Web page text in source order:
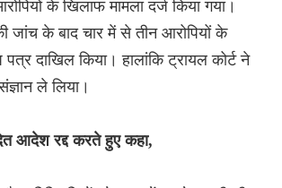
के खिलाफ मामला दर्ज किया गया।
जांच के बाद चार में से तीन आरोपियों के
दाखिल किया। हालांकि ट्रायल कोर्ट ने
ले लिया।
आदेश रद्द करते हुए कहा,